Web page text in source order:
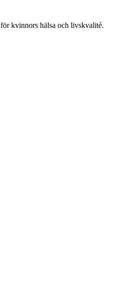
kvinnors hälsa och livskvalité.